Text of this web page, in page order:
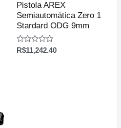
Pistola AREX
Semiautomática Zero 1
Stardard ODG 9mm
Avaliação
R$11,242.40